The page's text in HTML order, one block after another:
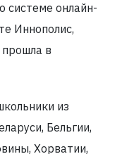
системе онлайн-
Иннополис,
в
из
Бельгии,
Хорватии,